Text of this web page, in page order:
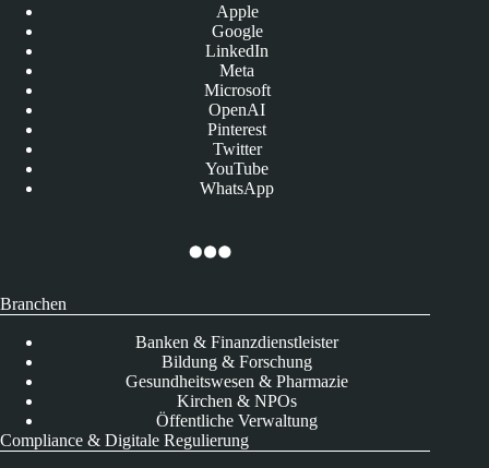
Apple
Google
LinkedIn
Meta
Microsoft
OpenAI
Pinterest
Twitter
YouTube
WhatsApp
Branchen
Banken & Finanzdienstleister
Bildung & Forschung
Gesundheitswesen & Pharmazie
Kirchen & NPOs
Öffentliche Verwaltung
Compliance & Digitale Regulierung